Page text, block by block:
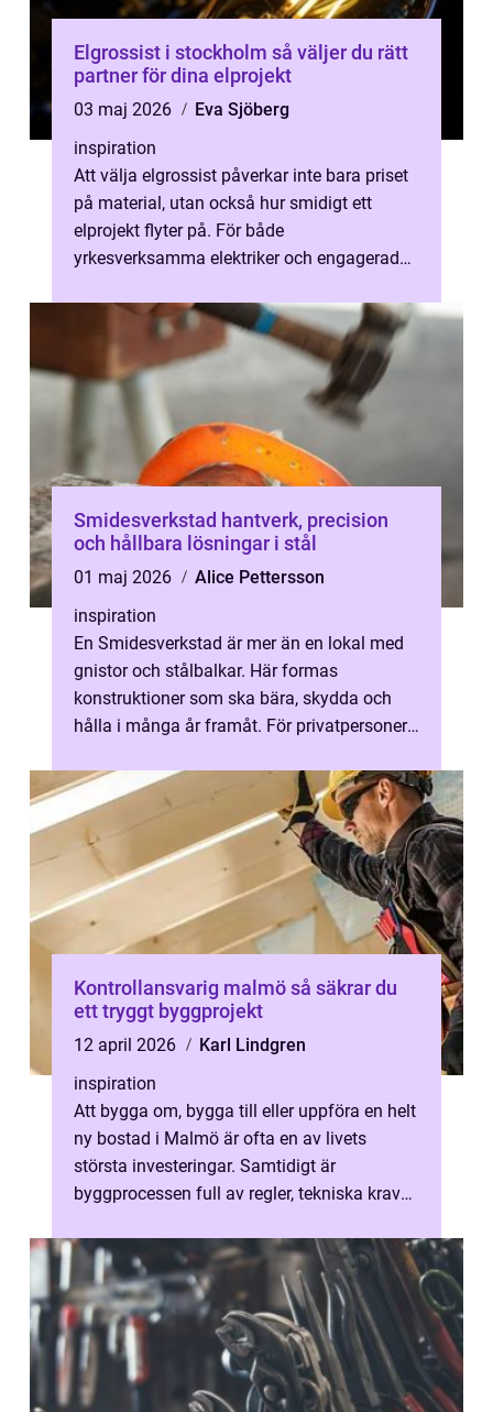
Elgrossist i stockholm så väljer du rätt
partner för dina elprojekt
03 maj 2026
Eva Sjöberg
inspiration
Att välja elgrossist påverkar inte bara priset
på material, utan också hur smidigt ett
elprojekt flyter på. För både
yrkesverksamma elektriker och engagerade
Smidesverkstad hantverk, precision
och hållbara lösningar i stål
01 maj 2026
Alice Pettersson
inspiration
En Smidesverkstad är mer än en lokal med
gnistor och stålbalkar. Här formas
konstruktioner som ska bära, skydda och
hålla i många år framåt. För privatpersoner,
Kontrollansvarig malmö så säkrar du
ett tryggt byggprojekt
12 april 2026
Karl Lindgren
inspiration
Att bygga om, bygga till eller uppföra en helt
ny bostad i Malmö är ofta en av livets
största investeringar. Samtidigt är
byggprocessen full av regler, tekniska krav